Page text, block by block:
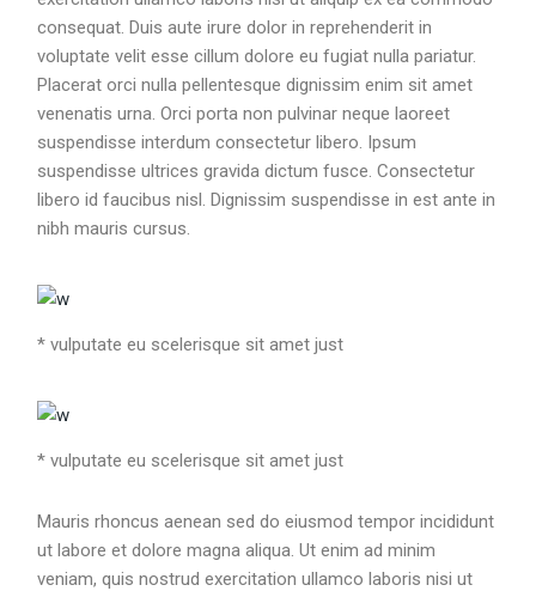
consequat. Duis aute irure dolor in reprehenderit in
voluptate velit esse cillum dolore eu fugiat nulla pariatur.
Placerat orci nulla pellentesque dignissim enim sit amet
venenatis urna. Orci porta non pulvinar neque laoreet
suspendisse interdum consectetur libero. Ipsum
suspendisse ultrices gravida dictum fusce. Consectetur
libero id faucibus nisl. Dignissim suspendisse in est ante in
nibh mauris cursus.
* vulputate eu scelerisque sit amet just
* vulputate eu scelerisque sit amet just
Mauris rhoncus aenean sed do eiusmod tempor incididunt
ut labore et dolore magna aliqua. Ut enim ad minim
veniam, quis nostrud exercitation ullamco laboris nisi ut